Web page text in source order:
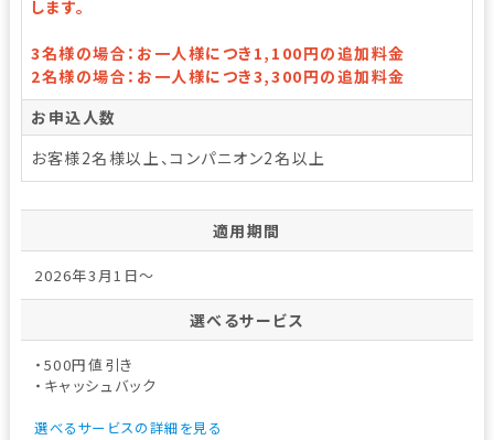
します。
3名様の場合：お一人様につき1,100円の追加料金
2名様の場合：お一人様につき3,300円の追加料金
お申込人数
お客様2名様以上、コンパニオン2名以上
適用期間
2026年3月1日～
選べるサービス
・500円値引き
・キャッシュバック
選べるサービスの詳細を見る